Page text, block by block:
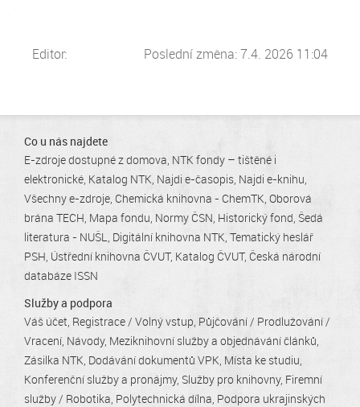
Editor: Poslední změna: 7.4. 2026 11:04
Co u nás najdete
E-zdroje dostupné z domova NTK fondy – tištěné i
elektronické Katalog NTK Najdi e-časopis Najdi e-knihu
Všechny e-zdroje Chemická knihovna - ChemTK Oborová
brána TECH Mapa fondu Normy ČSN Historický fond Šedá
literatura - NUŠL
Digitální knihovna NTK Tematický heslář
PSH Ústřední knihovna ČVUT Katalog ČVUT Česká národní
databáze ISSN
Služby a podpora
Váš účet Registrace / Volný vstup Půjčování / Prodlužování /
Vracení Návody Meziknihovní služby a objednávání článků
Zásilka NTK Dodávání dokumentů VPK Místa ke studiu
Konferenční služby a pronájmy Služby pro knihovny Firemní
služby / Robotika Polytechnická dílna Podpora ukrajinských